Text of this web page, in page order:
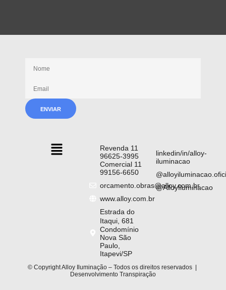
Revenda 11
96625-3995
Comercial 11
99156-6650
orcamento.obras@alloy.com.br
www.alloy.com.br
Estrada do
Itaqui, 681
Condomínio
Nova São
Paulo,
Itapevi/SP
linkedin/in/alloy-
iluminacao
@AlloyIluminacao
© Copyright Alloy Iluminação – Todos os direitos reservados |
Desenvolvimento Transpiração